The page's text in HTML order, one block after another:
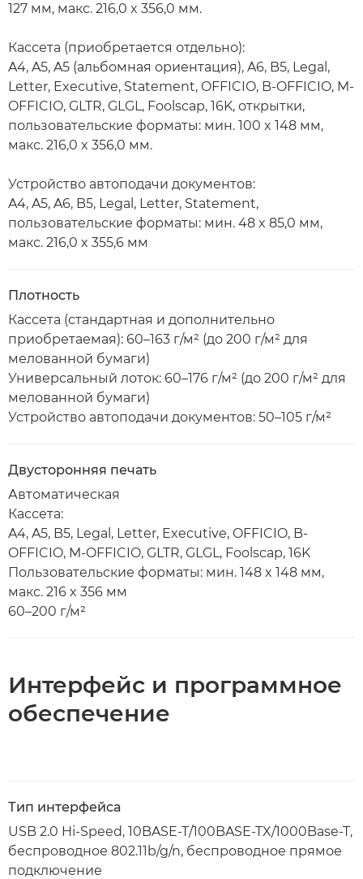
127 мм, макс. 216,0 x 356,0 мм.
Кассета (приобретается отдельно):
A4, A5, A5 (альбомная ориентация), A6, B5, Legal,
Letter, Executive, Statement, OFFICIO, B-OFFICIO, M-
OFFICIO, GLTR, GLGL, Foolscap, 16K, открытки,
пользовательские форматы: мин. 100 x 148 мм,
макс. 216,0 x 356,0 мм.
Устройство автоподачи документов:
A4, A5, A6, B5, Legal, Letter, Statement,
пользовательские форматы: мин. 48 x 85,0 мм,
макс. 216,0 x 355,6 мм
Плотность
Кассета (стандартная и дополнительно
приобретаемая): 60–163 г/м² (до 200 г/м² для
мелованной бумаги)
Универсальный лоток: 60–176 г/м² (до 200 г/м² для
мелованной бумаги)
Устройство автоподачи документов: 50–105 г/м²
Двусторонняя печать
Автоматическая
Кассета:
A4, A5, B5, Legal, Letter, Executive, OFFICIO, B-
OFFICIO, M-OFFICIO, GLTR, GLGL, Foolscap, 16K
Пользовательские форматы: мин. 148 x 148 мм,
макс. 216 x 356 мм
60–200 г/м²
Интерфейс и программное
обеспечение
Тип интерфейса
USB 2.0 Hi-Speed, 10BASE-T/100BASE-TX/1000Base-T,
беспроводное 802.11b/g/n, беспроводное прямое
подключение